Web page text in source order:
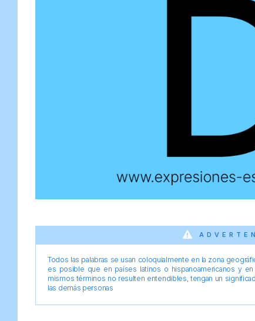
Todos las palabras se usan coloquialmente en la zona
es posible que en países latinos o hispanoamericanos y
mismos términos no resulten entendibles, tengan un
las demás personas